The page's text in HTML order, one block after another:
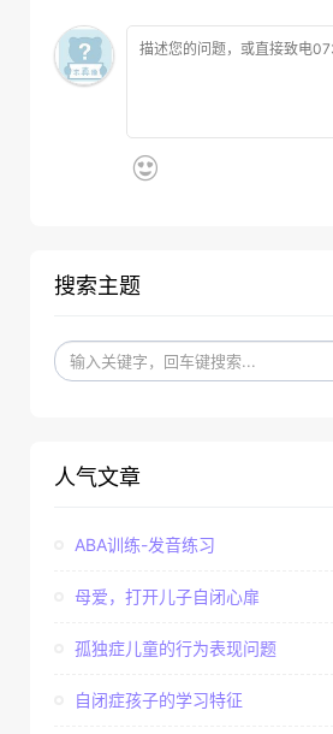
搜索主题
人气文章
ABA训练-发音练习
母爱，打开儿子自闭心扉
孤独症儿童的行为表现问题
自闭症孩子的学习特征